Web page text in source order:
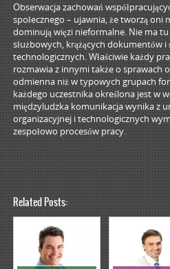
Obserwacja zachowań
społecznego – ujawnia, że tworzą oni
dominują więzi nieformalne. Nie ma
służbowych, krążących dokumentów i
technologicznych. Właściwie każdy
rozmawia z innymi także o sprawach
odmienna niż w typowych grupach
każdego uczestnika określona jest w
międzyludzka komunikacja wynika z
organizacyjnej i technologicznych
zespołowo procesów pracy.
Related Posts: